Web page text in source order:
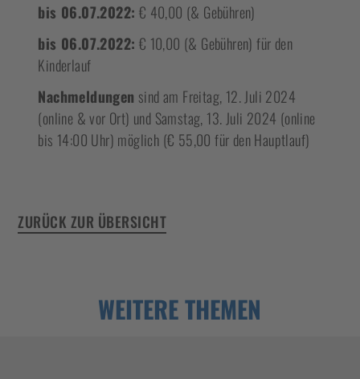
bis 06.07.2022: € 40,00 (& Gebühren)
bis 06.07.2022: € 10,00 (& Gebühren) für den
Kinderlauf
Nachmeldungen sind am Freitag, 12. Juli 2024
(online & vor Ort) und Samstag, 13. Juli 2024 (online
bis 14:00 Uhr) möglich (€ 55,00 für den Hauptlauf)
ZURÜCK ZUR ÜBERSICHT
WEITERE THEMEN